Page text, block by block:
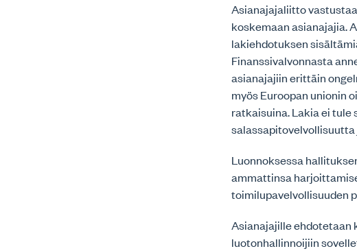
Asianajajaliitto
koskemaan asianajajia.
lakiehdotuksen
Finanssivalvonnasta
asianajajiin erittäin
myös Euroopan unionin
ratkaisuina. Lakia ei tule
Luonnoksessa
ammattinsa
toimilupavelvollisuuden
Asianajajille ehdotetaan
luotonhallinnoijiin